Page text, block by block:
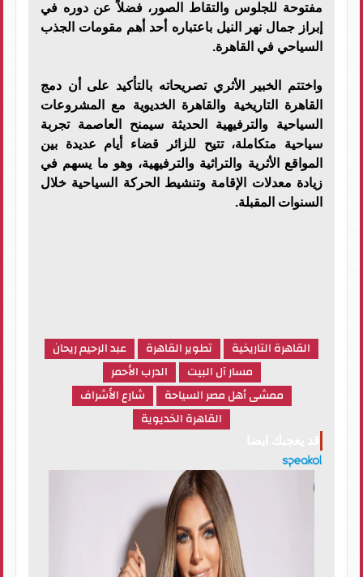
مفتوحة للجلوس والتقاط الصور، فضلاً عن دوره في
إبراز جمال نهر النيل باعتباره أحد أهم مقومات الجذب
السياحي في القاهرة.
واختتم الخبير الأثري تصريحاته بالتأكيد على أن دمج
القاهرة التاريخية والقاهرة الخديوية مع المشروعات
السياحية والترفيهية الحديثة سيمنح العاصمة تجربة
سياحية متكاملة، تتيح للزائر قضاء أيام عديدة بين
المواقع الأثرية والتراثية والترفيهية، وهو ما يسهم في
زيادة معدلات الإقامة وتنشيط الحركة السياحية خلال
السنوات المقبلة.
القاهرة التاريخية تطوير القاهرة
عبد الرحيم ريحان
مسار آل البيت
الدرب الأحمر
ممشى أهل مصر السياحة
شارع الأشراف
القاهرة الخديوية